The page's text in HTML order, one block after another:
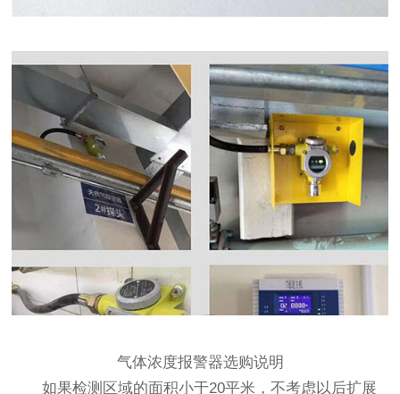
气体浓度报警器选购说明
如果检测区域的面积小于20平米 ，不考虑以后扩展